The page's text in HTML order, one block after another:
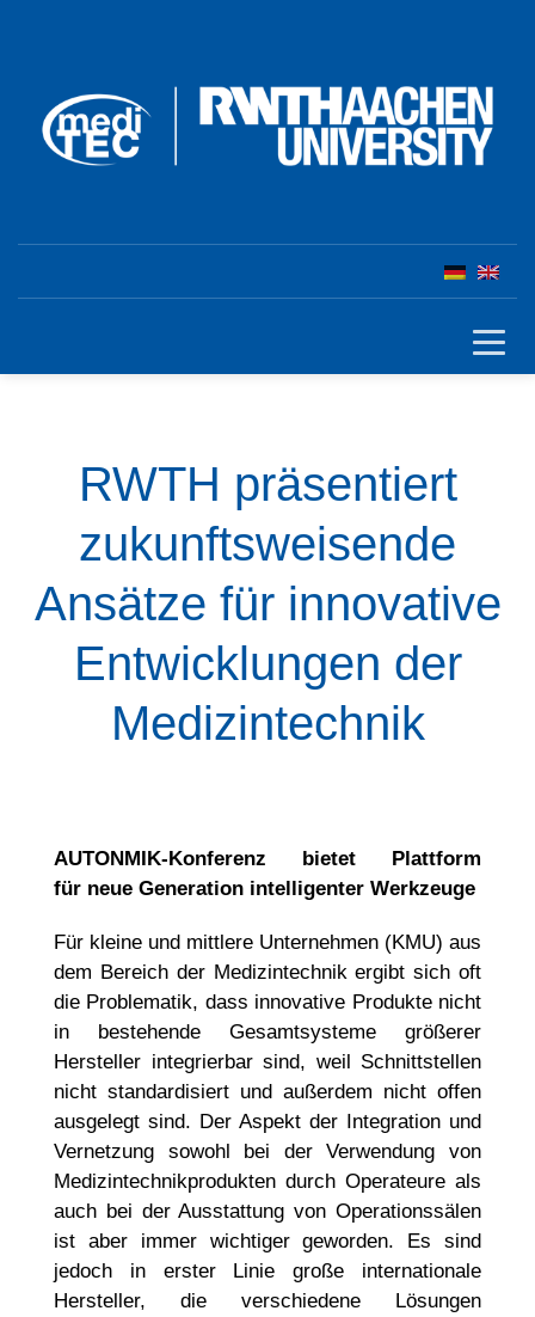
RWTH präsentiert
zukunftsweisende
Ansätze für innovative
Entwicklungen der
Medizintechnik
AUTONMIK-Konferenz bietet Plattform
für neue Generation intelligenter Werkzeuge
Für kleine und mittlere Unternehmen (KMU) aus
dem Bereich der Medizintechnik ergibt sich oft
die Problematik, dass innovative Produkte nicht
in bestehende Gesamtsysteme größerer
Hersteller integrierbar sind, weil Schnittstellen
nicht standardisiert und außerdem nicht offen
ausgelegt sind. Der Aspekt der Integration und
Vernetzung sowohl bei der Verwendung von
Medizintechnikprodukten durch Operateure als
auch bei der Ausstattung von Operationssälen
ist aber immer wichtiger geworden. Es sind
jedoch in erster Linie große internationale
Hersteller, die verschiedene Lösungen